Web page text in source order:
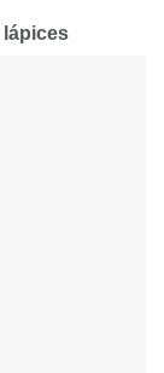
lápices